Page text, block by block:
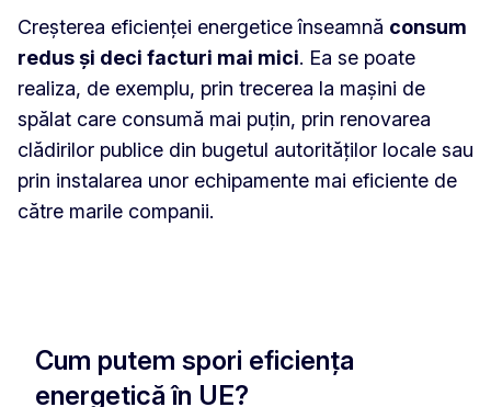
Creșterea eficienței energetice înseamnă consum
redus și deci facturi mai mici. Ea se poate
realiza, de exemplu, prin trecerea la mașini de
spălat care consumă mai puțin, prin renovarea
clădirilor publice din bugetul autorităților locale sau
prin instalarea unor echipamente mai eficiente de
către marile companii.
Cum putem spori eficiența
energetică în UE?